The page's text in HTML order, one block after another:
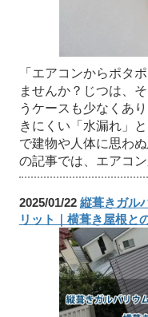
「エアコンからポタ
ませんか？じつは、
うケースも少なくあ
きにくい「水漏れ」
で建物や人体に思わ
の記事では、エアコ
2025/01/22 縦葺きガル
リット｜横葺き屋根と